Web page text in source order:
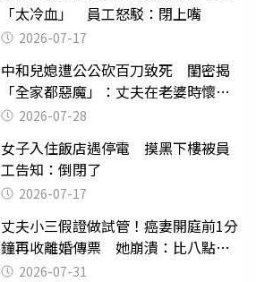
「太冷血」 員工怒駁：閉上嘴
2026-07-17
中和兒媳遭公公砍百刀致死 閨密揭
「全家都惡魔」：丈夫在老婆時懷孕
摔東西
2026-07-28
女子入住飯店遇停電 摸黑下樓被員
工告知：倒閉了
2026-07-17
丈夫小三假證做試管！癌妻開庭前1分
鐘再收離婚傳票 她崩潰：比八點檔
還扯2026-07-31